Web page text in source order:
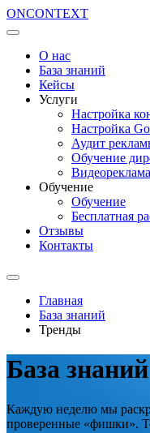
ONCONTEXT
О нас
База знаний
Кейсы
Услуги
Настройка
Настройка
Аудит
Обучение
Обучение
Обучение
Бесплатная
Отзывы
Контакты
Главная
База знаний
Тренды
База знаний
Каждую неделю мы
проверенные «фишки».